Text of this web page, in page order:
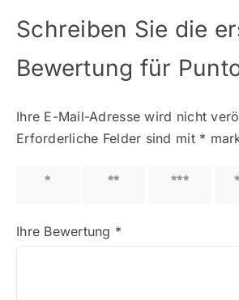
Schreiben Sie die
Bewertung für
Ihre E-Mail-Adresse wird nicht
Erforderliche Felder sind mit *
1 von
2 von
3 von
4
Ihre Bewertung *